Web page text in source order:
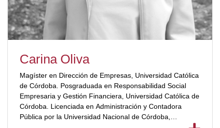
Carina Oliva
Magíster en Dirección de Empresas, Universidad Católica
de Córdoba. Posgraduada en Responsabilidad Social
Empresaria y Gestión Financiera, Universidad Católica de
Córdoba. Licenciada en Administración y Contadora
Pública por la Universidad Nacional de Córdoba,